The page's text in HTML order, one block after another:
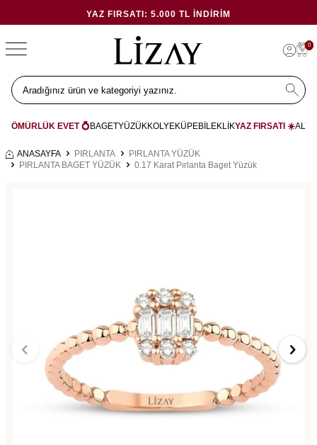
YAZ FIRSATI: 5.000 TL İNDIRIM
0
ÖMÜRLÜK EVET 💍 BAGETYÜZÜKKOLYEKÜPEBİLEKLİKYAZ FIRSATI ☀️
ANASAYFA PIRLANTA
PIRLANTA YÜZÜK
PIRLANTA BAGET YÜZÜK
0.17 Karat Pırlanta Baget Yüzük